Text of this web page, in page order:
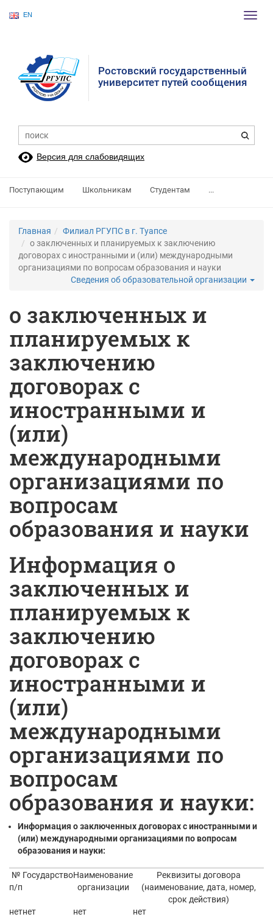
EN
Ростовский государственный
университет путей сообщения
Версия для слабовидящих
Поступающим Школьникам Студентам ...
Главная
Филиал РГУПС в г. Туапсе
о заключенных и планируемых к заключению
договорах с иностранными и (или) международными
организациями по вопросам образования и науки
Сведения об образовательной организации
о заключенных и
планируемых к
заключению
договорах с
иностранными и
(или)
международными
организациями по
вопросам
образования и науки
Информация о
заключенных и
планируемых к
заключению
договорах с
иностранными и
(или)
международными
организациями по
вопросам
образования и науки:
Информация о заключенных договорах с иностранными и
(или) международными организациями по вопросам
образования и науки:
№
п/п
ГосударствоНаименование
организации
Реквизиты договора
(наименование, дата, номер,
срок действия)
нетнет нет нет